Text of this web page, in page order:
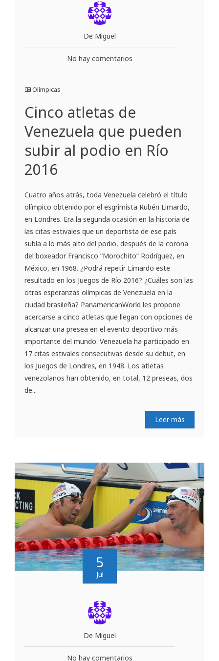
De Miguel
No hay comentarios
Olímpicas
Cinco atletas de
Venezuela que pueden
subir al podio en Río
2016
Cuatro años atrás, toda Venezuela celebró el título
olímpico obtenido por el esgrimista Rubén Limardo,
en Londres. Era la segunda ocasión en la historia de
las citas estivales que un deportista de ese país
subía a lo más alto del podio, después de la corona
del boxeador Francisco “Morochito” Rodríguez, en
México, en 1968. ¿Podrá repetir Limardo este
resultado en los Juegos de Río 2016? ¿Cuáles son las
otras esperanzas olímpicas de Venezuela en la
ciudad brasileña? PanamericanWorld les propone
acercarse a cinco atletas que llegan con opciones de
alcanzar una presea en el evento deportivo más
importante del mundo. Venezuela ha participado en
17 citas estivales consecutivas desde su debut, en
los Juegos de Londres, en 1948. Los atletas
venezolanos han obtenido, en total, 12 preseas, dos
de...
Leer más
5
Jul
De Miguel
No hay comentarios